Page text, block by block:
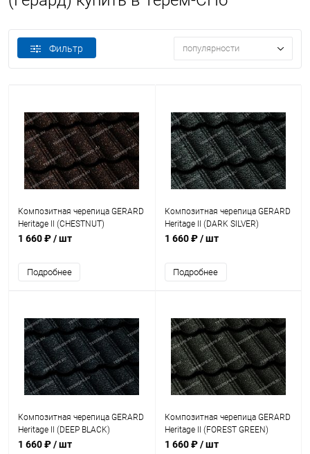
Фильтр популярности
Композитная черепица GERARD
Heritage II (CHESTNUT)
1 660 ₽/ шт
Подробнее
Композитная черепица GERARD
Heritage II (DARK SILVER)
1 660 ₽/ шт
Подробнее
Композитная черепица GERARD
Heritage II (DEEP BLACK)
1 660 ₽/ шт
Композитная черепица GERARD
Heritage II (FOREST GREEN)
1 660 ₽/ шт